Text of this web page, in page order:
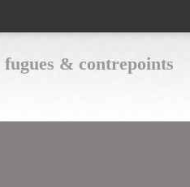
fugues & contrepoints